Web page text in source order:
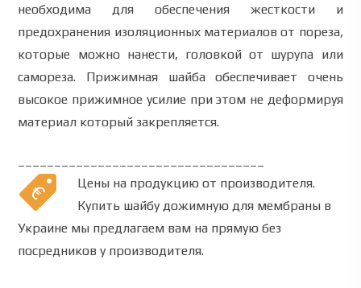
необходима для обеспечения жесткости и
предохранения изоляционных материалов от пореза,
которые можно нанести, головкой от шурупа или
самореза. Прижимная шайба обеспечивает очень
высокое прижимное усилие при этом не деформируя
материал который закрепляется.
Цены на продукцию от производителя.
Купить шайбу дожимную для мембраны в
Украине мы предлагаем вам на прямую без
посредников у производителя.